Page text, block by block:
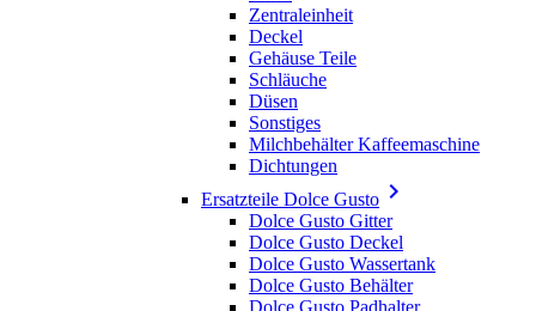
Zentraleinheit
Deckel
Gehäuse Teile
Schläuche
Düsen
Sonstiges
Milchbehälter Kaffeemaschine
Dichtungen
Ersatzteile Dolce Gusto 
Dolce Gusto Gitter
Dolce Gusto Deckel
Dolce Gusto Wassertank
Dolce Gusto Behälter
Dolce Gusto Padhalter